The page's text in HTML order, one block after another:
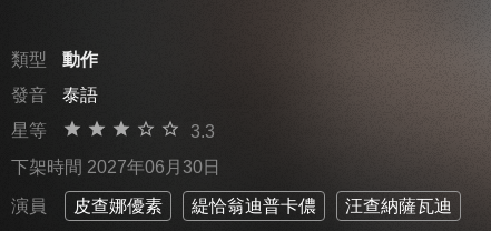
類型
動作
發音
泰語
星等
3.3
下架時間 2027年06月30日
演員 皮查娜優素 緹恰翁迪普卡儂 汪查納薩瓦迪